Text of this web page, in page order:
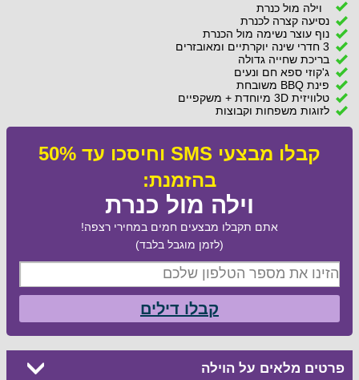
וילה מול כנרת
נסיעה קצרה לכנרת
נוף עוצר נשימה מול הכנרת
3 חדרי שינה יוקרתיים ומאובזרים
בריכת שחייה גדולה
ג'קוזי ספא חם ונעים
פינת BBQ משובחת
טלוויזית 3D מיוחדת + משקפיים
לזוגות משפחות וקבוצות
קבלו מבצעי SMS וחיסכו עד 50%
בהזמנת:
וילה מול כנרת
אתם תקבלו מבצעים חמים במחירי רצפה!
(לזמן מוגבל בלבד)
קבלו דילים
פרטים מלאים על הוילה